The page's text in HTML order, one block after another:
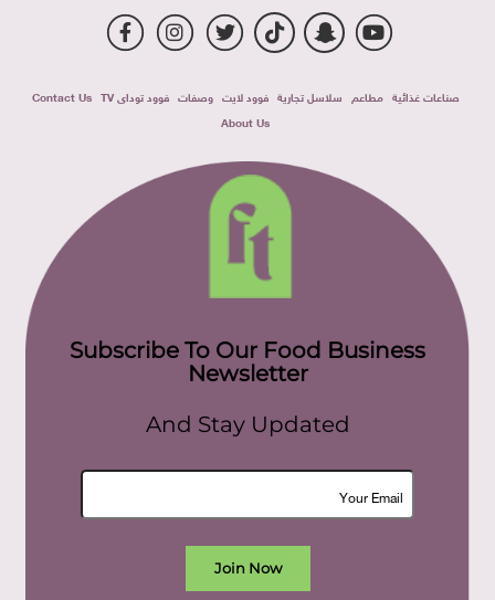
صناعات غذائية مطاعم سلاسل تجارية فوود لايت وصفات فوود توداى TV
Contact Us
About Us
Subscribe To Our Food Business
Newsletter
And Stay Updated
Join Now